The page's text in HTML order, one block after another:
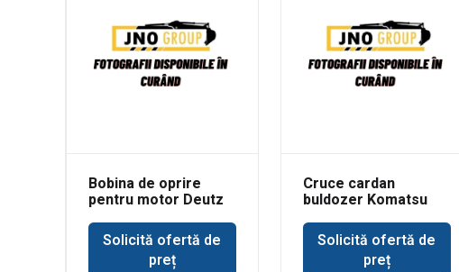
Bobina de oprire
pentru motor Deutz
Solicită ofertă de
preț
Cruce cardan
buldozer Komatsu
Solicită ofertă de
preț